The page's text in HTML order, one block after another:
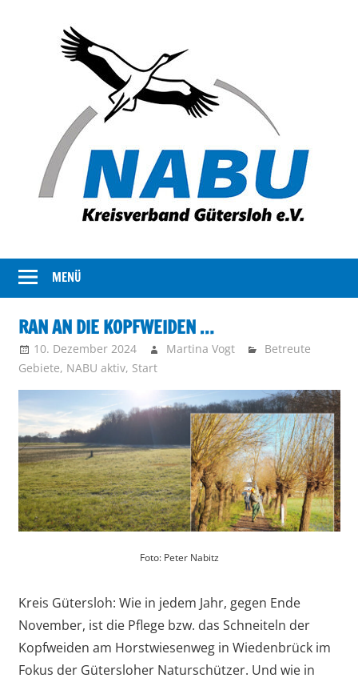
NABU
Gütersloh
Kreisverband
NABU
stellt
sich
vor
MENÜ
RAN AN DIE KOPFWEIDEN …
10. Dezember 2024 Martina Vogt
Betreute
Gebiete, NABU aktiv, Start
Foto: Peter Nabitz
Kreis Gütersloh: Wie in jedem Jahr, gegen Ende
November, ist die Pflege bzw. das Schneiteln der
Kopfweiden am Horstwiesenweg in Wiedenbrück im
Fokus der Gütersloher Naturschützer. Und wie in